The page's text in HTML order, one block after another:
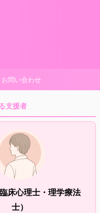
問い合わせ
支援者
床心理士・理学療法
士）